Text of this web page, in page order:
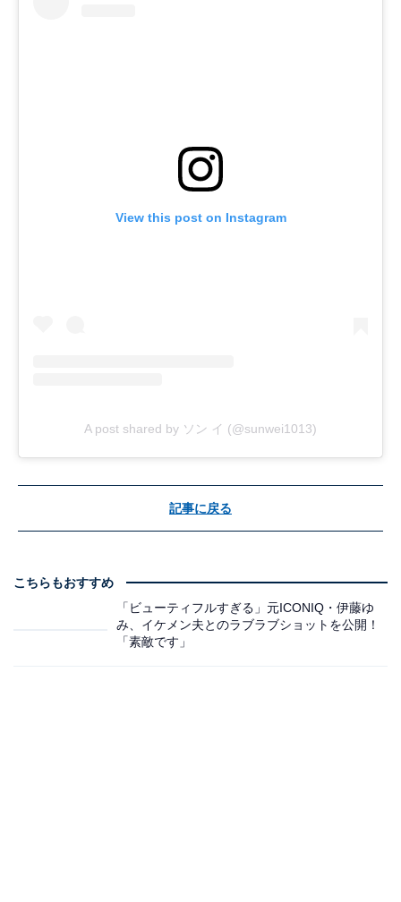
View this post on Instagram
A post shared by ソン イ (@sunwei1013)
記事に戻る
こちらもおすすめ
「ビューティフルすぎる」元ICONIQ・伊藤ゆ
み、イケメン夫とのラブラブショットを公開！
「素敵です」